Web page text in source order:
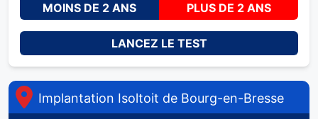
MOINS DE 2 ANS PLUS DE 2 ANS
LANCEZ LE TEST
Implantation Isoltoit de Bourg-en-Bresse